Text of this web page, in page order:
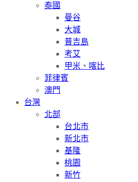
泰國
曼谷
大城
普吉島
考艾
甲米、喀比
菲律賓
澳門
台灣
北部
台北市
新北市
基隆
桃園
新竹